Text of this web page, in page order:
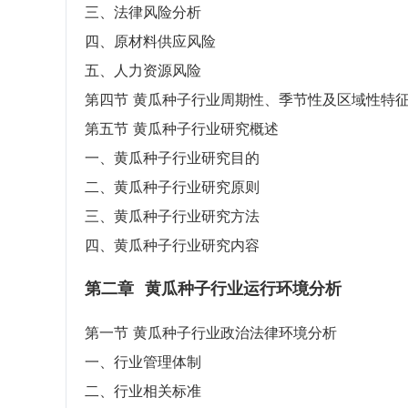
三、法律风险分析
四、原材料供应风险
五、人力资源风险
第四节 黄瓜种子行业周期性、季节性及区域性特
第五节 黄瓜种子行业研究概述
一、黄瓜种子行业研究目的
二、黄瓜种子行业研究原则
三、黄瓜种子行业研究方法
四、黄瓜种子行业研究内容
第二章 黄瓜种子行业运行环境分析
第一节 黄瓜种子行业政治法律环境分析
一、行业管理体制
二、行业相关标准